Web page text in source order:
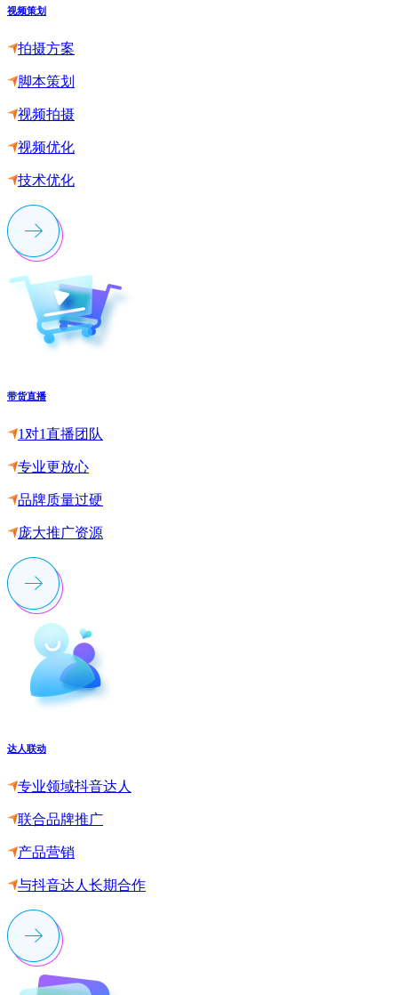
视频策划
拍摄方案
脚本策划
视频拍摄
视频优化
技术优化
带货直播
1对1直播团队
专业更放心
品牌质量过硬
庞大推广资源
达人联动
专业领域抖音达人
联合品牌推广
产品营销
与抖音达人长期合作